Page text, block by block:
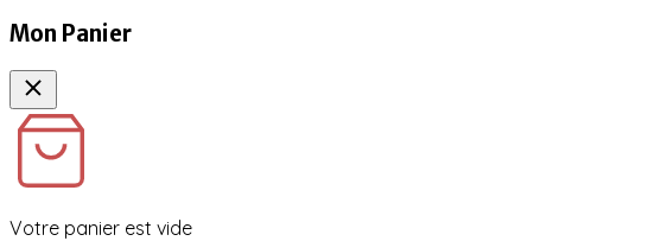
Mon Panier
Votre panier est vide